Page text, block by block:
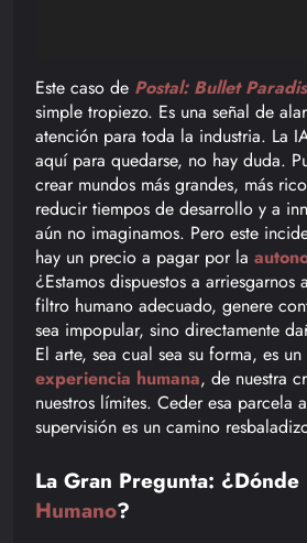
Este caso de Postal: Bullet
simple tropiezo. Es una señal de
atención para toda la industria. La
aquí para quedarse, no hay duda.
crear mundos más grandes, más
reducir tiempos de desarrollo y a
aún no imaginamos. Pero este
hay un precio a pagar por la
¿Estamos dispuestos a arriesgarnos
filtro humano adecuado, genere
sea impopular, sino directamente
El arte, sea cual sea su forma, es
experiencia humana, de nuestra
nuestros límites. Ceder esa parcela
supervisión es un camino
La Gran Pregunta: ¿Dónde
Humano?